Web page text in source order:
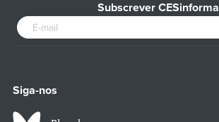
Subscrever CESinforma
Siga-nos